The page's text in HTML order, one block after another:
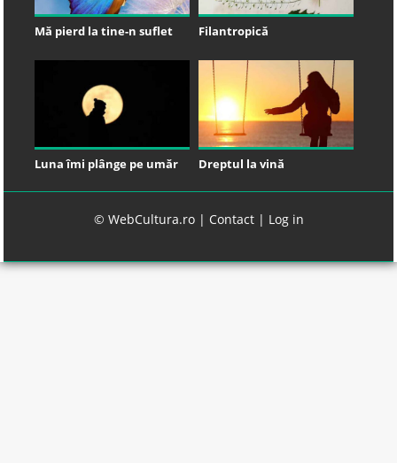
Mă pierd la tine-n suflet Filantropică
Luna îmi plânge pe umăr Dreptul la vină
© WebCultura.ro | Contact| Log in